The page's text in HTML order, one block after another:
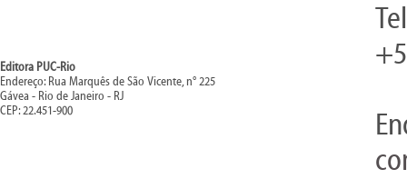
Editora PUC-Rio
Endereço: Rua Marquês de São Vicente, n° 225
Gávea - Rio de Janeiro - RJ
CEP: 22.451-900